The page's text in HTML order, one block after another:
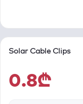
Solar Cable Clips
0.8₾